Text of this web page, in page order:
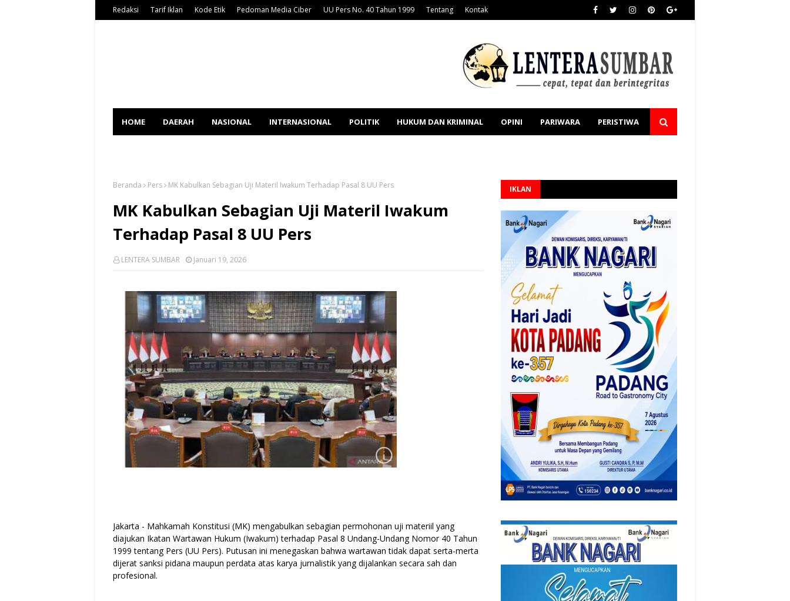
Redaksi Tarif Iklan Kode Etik Pedoman Media Ciber UU Pers No. 40 Tahun 1999 Tentang Kontak
HOME DAERAH NASIONAL INTERNASIONAL POLITIK HUKUM DAN KRIMINAL OPINI PARIWARA PERISTIWA
Beranda Pers MK Kabulkan Sebagian Uji Materil Iwakum Terhadap Pasal 8 UU Pers
MK Kabulkan Sebagian Uji Materil Iwakum
Terhadap Pasal 8 UU Pers
LENTERA SUMBAR Januari 19, 2026
Jakarta - Mahkamah Konstitusi (MK) mengabulkan sebagian permohonan uji materiil yang
diajukan Ikatan Wartawan Hukum (Iwakum) terhadap Pasal 8 Undang-Undang Nomor 40 Tahun
1999 tentang Pers (UU Pers). Putusan ini menegaskan bahwa wartawan tidak dapat serta-merta
dijerat sanksi pidana maupun perdata atas karya jurnalistik yang dijalankan secara sah dan
profesional.
IKLAN